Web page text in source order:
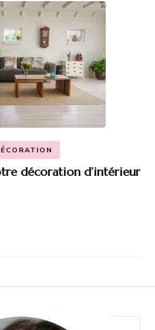
décoration d’intérieur